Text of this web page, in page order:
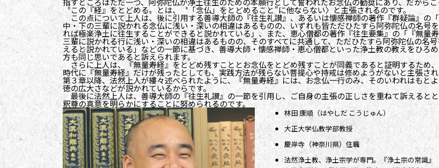
〝この『経』をとどめる〟とは、〝「念仏」をとどめること”に他ならない〉と主張されるのです。
この点について上人は、後に引用する善導大師の『往生礼讃』、あるいは懐感禅師の著作『群疑論』の
中・下の三輩に説かれる念仏に浅い・深いの相違はあるものの、いずれも皆ただひたすら阿弥陀仏の名号
れば極楽浄土に往生することができると説かれている」、また、恵心僧都の著作『往生要集』の「『無量
三輩に説かれる行に浅い・深いの相違はあるものの、そのすべてに共通して、ただひたすら阿弥陀仏の名
えると説かれている」などの一節に基づき、善導大師・懐感禅師・恵心僧都といった浄土教の教えをひろ
方も同じ思いであると訴えられます。
さらに上人は、『無量寿経』をとどめ残すこととお念仏をとどめ残すことが同義であると証明するため
時代に『無量寿経』だけが残ったとしても、実践方法が残らない菩提心や持戒は修めようがないと主張さ
第３章以降、法然上人が縷々述べられたように、『無量寿経』には、お念仏一行のみ、そのいわれはもと
徳の広大さなどが説かれているからです。
最後に法然上人は、善導大師の『往生礼讃』の一節を引用し、ご自身の主張の正しさを重ねて訴えると
釈尊の真意を明らかにすることに努められるのです。
林田 康順（はやしだ こうじゅん）
大正大学仏教学部教授
慶岸寺（神奈川県）住職
法然浄土教、浄土宗学が専門。『浄土宗の常識』